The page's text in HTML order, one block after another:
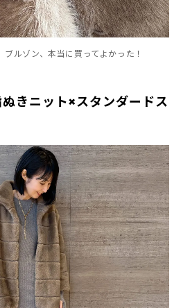
ブルゾン、本当に買ってよかった！
きニット×スタンダードス